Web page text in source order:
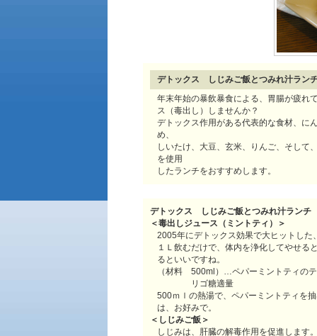
デトックス しじみご飯とつみれ汁ラ
年末年始の暴飲暴食による、胃腸が疲れ
ス（毒出し）しませんか？
デトックス作用がある代表的な食材、に
め、
しいたけ、大豆、玄米、りんご、そして
を使用
したランチをおすすめします。
デトックス しじみご飯とつみれ汁ラン
＜毒出しジュース（ミントティ）＞
2005年にデトックス効果で大ヒットし
１Ｌ飲むだけで、体内を浄化してやせる
るといいですね。
（材料 500ml）…ペパーミントティの
リゴ糖適量
500ｍｌの熱湯で、ペパーミントティを
は、お好みで。
＜しじみご飯＞
しじみは、肝臓の解毒作用を促進します